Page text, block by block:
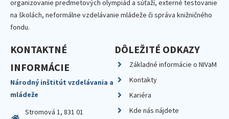
organizovanie predmetových olympiád a súťaží, externé testovanie
na školách, neformálne vzdelávanie mládeže či správa knižničného
fondu.
KONTAKTNÉ
INFORMÁCIE
Národný inštitút vzdelávania a
mládeže
Stromová 1, 831 01
DÔLEŽITÉ ODKAZY
Základné informácie o NIVaM
Kontakty
Kariéra
Kde nás nájdete